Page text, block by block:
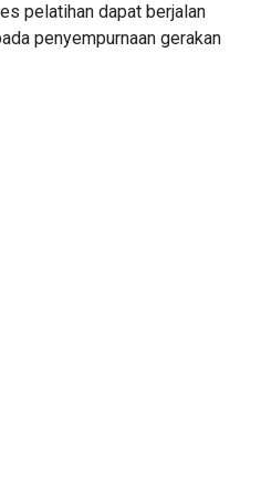
pelatihan dapat berjalan
penyempurnaan gerakan